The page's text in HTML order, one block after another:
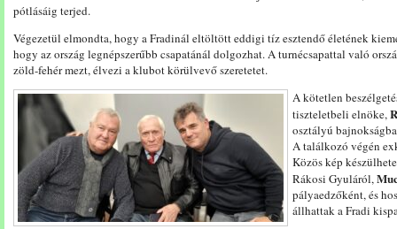
pótlásáig terjed.
Végezetül elmondta, hogy a Fradinál eltöltött eddigi tíz esztendő életének
hogy az ország legnépszerűbb csapatánál dolgozhat. A turnécsapattal való
zöld-fehér mezt, élvezi a klubot körülvevő szeretetet.
A kötetlen
tiszteletbeli elnöke,
osztályú
A találkozó végén
Közös kép
Rákosi Gyuláról,
pályaedzőként, és
állhattak a Fradi